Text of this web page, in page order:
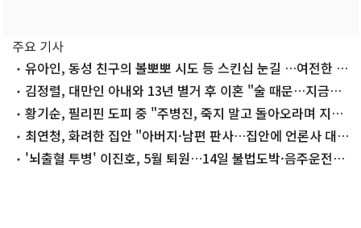
주요 기사
유아인, 동성 친구의 볼뽀뽀 시도 등 스킨십 눈길 …여전한 비
주얼김정렬, 대만인 아내와 13년 별거 후 이혼 "술 때문…지금은
끊어"
황기순, 필리핀 도피 중 "주병진, 죽지 말고 돌아오라며 지
원"최연청, 화려한 집안 "아버지·남편 판사…집안에 언론사 대
표·국회의원도"
'뇌출혈 투병' 이진호, 5월 퇴원…14일 불법도박·음주운전